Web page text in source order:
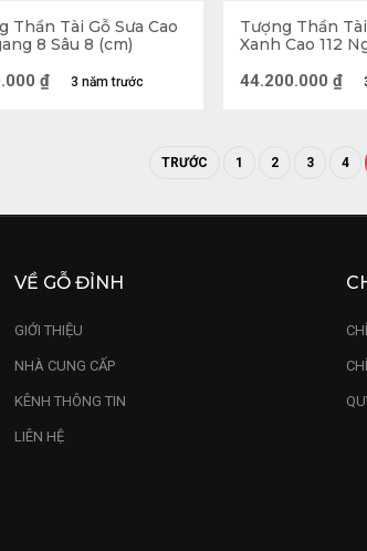
tượng Thần Tài trong Phong
mong sự sung túc cho gia đình.
cho đất là vị thần hộ mệnh mang
bạn những điều tốt lành, may mắn
Thần Tài Gỗ Sưa Cao
8 Sâu 8 (cm)
3 năm trước
₫
Tượng Thần
Xanh Cao 112
44.200.000 ₫
TRƯỚC 1 2 3 4
VỀ GỖ ĐỈNH
GIỚI THIỆU
NHÀ CUNG CẤP
KÊNH THÔNG TIN
LIÊN HỆ